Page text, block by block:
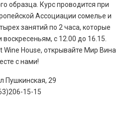
образца. Курс проводится при
Ассоциации сомелье и
занятий по 2 часа, которые
с 12.00 до 16.15.
House, открывайте Мир Вина
с нами!
Пушкинская, 29
15-15